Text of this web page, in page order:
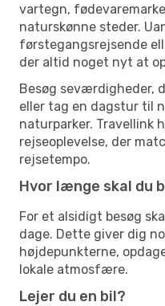
vartegn,
naturskønne steder.
førstegangsrejsende
der altid noget nyt at
Besøg seværdigheder,
eller tag en dagstur til
naturparker. Travellink
rejseoplevelse, der
rejsetempo.
Hvor længe skal du
For et alsidigt besøg
dage. Dette giver dig
højdepunkterne,
lokale atmosfære.
Lejer du en bil?